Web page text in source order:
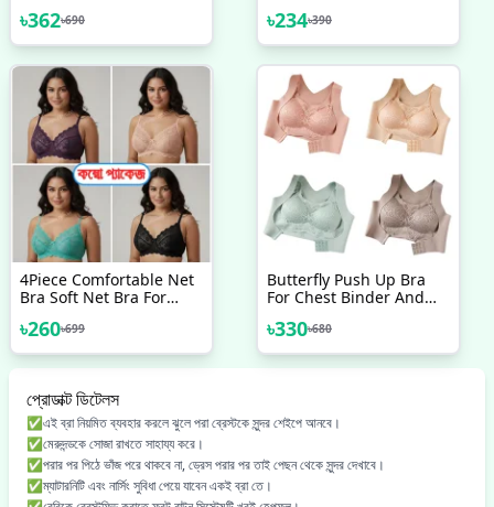
Comfortable Bra Padded
Bra For Women One PCS
৳362৳690
And Girls
৳234৳390
4Piece Comfortable Net
Bra Soft Net Bra For
৳260৳699
Butterfly Push Up Bra
For Chest Binder And
৳330৳680
প্রোডাক্ট ডিটেলস
✅এই ব্রা নিয়মিত ব্যবহার করলে ঝুলে পরা ব্রেস্টকে সুন্দর শেইপে আনবে।
✅মেরুদন্ডকে সোজা রাখতে সাহায্য করে।
✅পরার পর পিঠে ভাঁজ পরে থাকবে না, ড্রেস পরার পর তাই পেছন থেকে সুন্দর দেখাবে।
✅ম্যাটারনিটি এবং নার্সিং সুবিধা পেয়ে যাবেন একই ব্রা তে।